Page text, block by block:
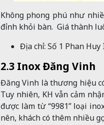
Không phong phú như
đỉnh khỏi bàn. Giá thành
Địa chỉ: Số 1 Phan Huy
2.3 Inox Đăng Vinh
Đăng Vinh là thương hiệu
Tuy nhiên, KH vẫn cảm
được làm từ “9981” loại
nên, khách có thêm nhiều